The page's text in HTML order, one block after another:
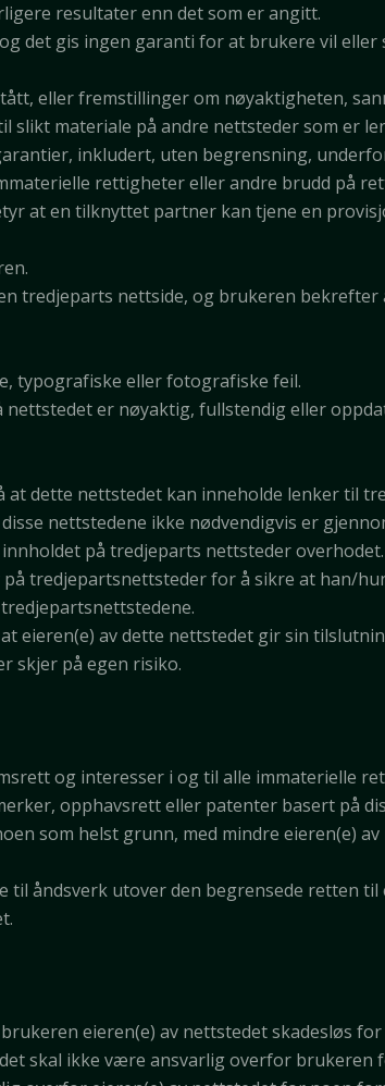
resultater enn det som er angitt.
det gis ingen garanti for at brukere vil
eller fremstillinger om nøyaktigheten,
slikt materiale på andre nettsteder som er
inkludert, uten begrensning,
rettigheter eller andre brudd på
at en tilknyttet partner kan tjene en
tredjeparts nettside, og brukeren
typografiske eller fotografiske feil.
er nøyaktig, fullstendig eller
dette nettstedet kan inneholde lenker til
nettstedene ikke nødvendigvis er
på tredjeparts nettsteder overhodet.
tredjepartsnettsteder for å sikre at han/
eieren(e) av dette nettstedet gir sin
skjer på egen risiko.
og interesser i og til alle immaterielle
opphavsrett eller patenter basert på
som helst grunn, med mindre eieren(e)
åndsverk utover den begrensede retten
eieren(e) av nettstedet skadesløs
skal ikke være ansvarlig overfor brukeren